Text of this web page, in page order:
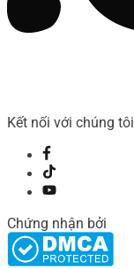
Kết nối với chúng tôi
Chứng nhận bởi